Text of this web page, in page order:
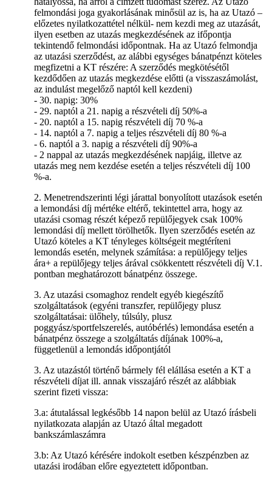
felmondási joga gyakorlásának minősül az is, ha az Utazó –
előzetes nyilatkozattétel nélkül- nem kezdi meg az utazását,
ilyen esetben az utazás megkezdésének az ifőpontja
tekintendő felmondási időpontnak. Ha az Utazó felmondja
az utazási szerződést, az alábbi egységes bánatpénzt köteles
megfizetni a KT részére: A szerződés megkötésétől
kezdődően az utazás megkezdése előtti (a visszaszámolást,
az indulást megelőző naptól kell kezdeni)
- 30. napig: 30%
- 29. naptól a 21. napig a részvételi díj 50%-a
- 20. naptól a 15. napig részvételi díj 70 %-a
- 14. naptól a 7. napig a teljes részvételi díj 80 %-a
- 6. naptól a 3. napig a részvételi díj 90%-a
- 2 nappal az utazás megkezdésének napjáig, illetve az
utazás meg nem kezdése esetén a teljes részvételi díj 100
%-a.
2. Menetrendszerinti légi járattal bonyolított utazások esetén
a lemondási díj mértéke eltérő, tekintettel arra, hogy az
utazási csomag részét képező repülőjegyek csak 100%
lemondási díj mellett törölhetők. Ilyen szerződés esetén az
Utazó köteles a KT tényleges költségeit megtéríteni
lemondás esetén, melynek számítása: a repülőjegy teljes
ára+ a repülőjegy teljes árával csökkentett részvételi díj V.1.
pontban meghatározott bánatpénz összege.
3. Az utazási csomaghoz rendelt egyéb kiegészítő
szolgáltatások (egyéni transzfer, repülőjegy plusz
szolgáltatásai: ülőhely, túlsúly, plusz
poggyász/sportfelszerelés, autóbérlés) lemondása esetén a
bánatpénz összege a szolgáltatás díjának 100%-a,
függetlenül a lemondás időpontjától
3. Az utazástól történő bármely fél elállása esetén a KT a
részvételi díjat ill. annak visszajáró részét az alábbiak
szerint fizeti vissza:
3.a: átutalással legkésőbb 14 napon belül az Utazó írásbeli
nyilatkozata alapján az Utazó által megadott
bankszámlaszámra
3.b: Az Utazó kérésére indokolt esetben készpénzben az
utazási irodában előre egyeztetett időpontban.